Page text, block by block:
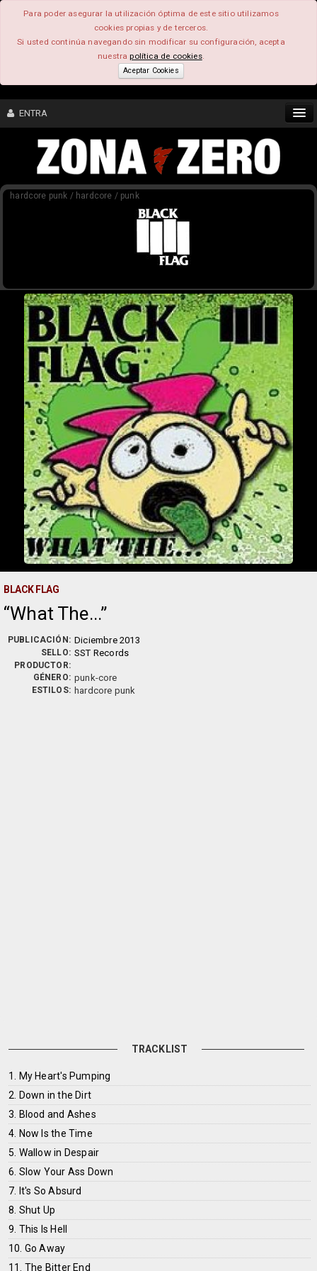
Para poder asegurar la utilización óptima de este sitio utilizamos
cookies propias y de terceros.
Si usted continúa navegando sin modificar su configuración, acepta
nuestrapolítica de cookies.
Aceptar Cookies
ENTRA
CONTENIDO
COMUNIDAD
hardcore punk / hardcore / punk
BLACK FLAG
What The...
PUBLICACIÓN: Diciembre 2013
SELLO: SST Records
PRODUCTOR:
GÉNERO: punk-core
ESTILOS: hardcore punk
TRACKLIST
1. My Heart's Pumping
2. Down in the Dirt
3. Blood and Ashes
4. Now Is the Time
5. Wallow in Despair
6. Slow Your Ass Down
7. It's So Absurd
8. Shut Up
9. This Is Hell
10. Go Away
11. The Bitter End